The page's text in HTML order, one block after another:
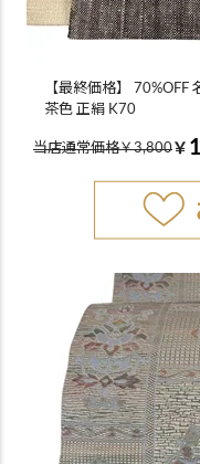
【最終価格】 70%OFF
茶色 正絹 K70
当店通常価格￥3,800￥